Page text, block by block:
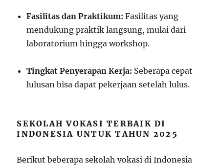
Fasilitas dan Praktikum: Fasilitas yang
mendukung praktik langsung, mulai dari
laboratorium hingga workshop.
Tingkat Penyerapan Kerja: Seberapa cepat
lulusan bisa dapat pekerjaan setelah lulus.
SEKOLAH VOKASI TERBAIK DI
INDONESIA UNTUK TAHUN 2025
Berikut beberapa sekolah vokasi di Indonesia